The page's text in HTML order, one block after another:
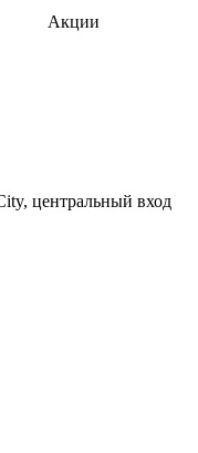
Акции
центральный вход